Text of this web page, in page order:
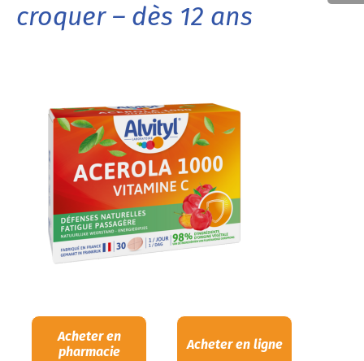
croquer – dès 12 ans
Acheter en
pharmacie
Acheter en ligne